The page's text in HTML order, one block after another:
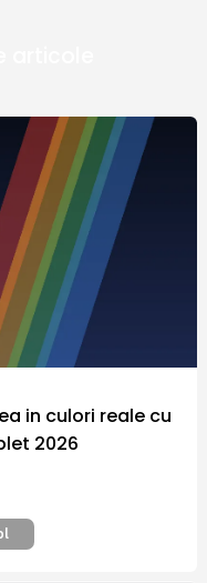
in industria
securitate, iar
echipamente
din portofoliul
adaptate la
client.
nu a costat atat
pe care le
pentru fiecare
– Pentru
in culori reale cu
2026